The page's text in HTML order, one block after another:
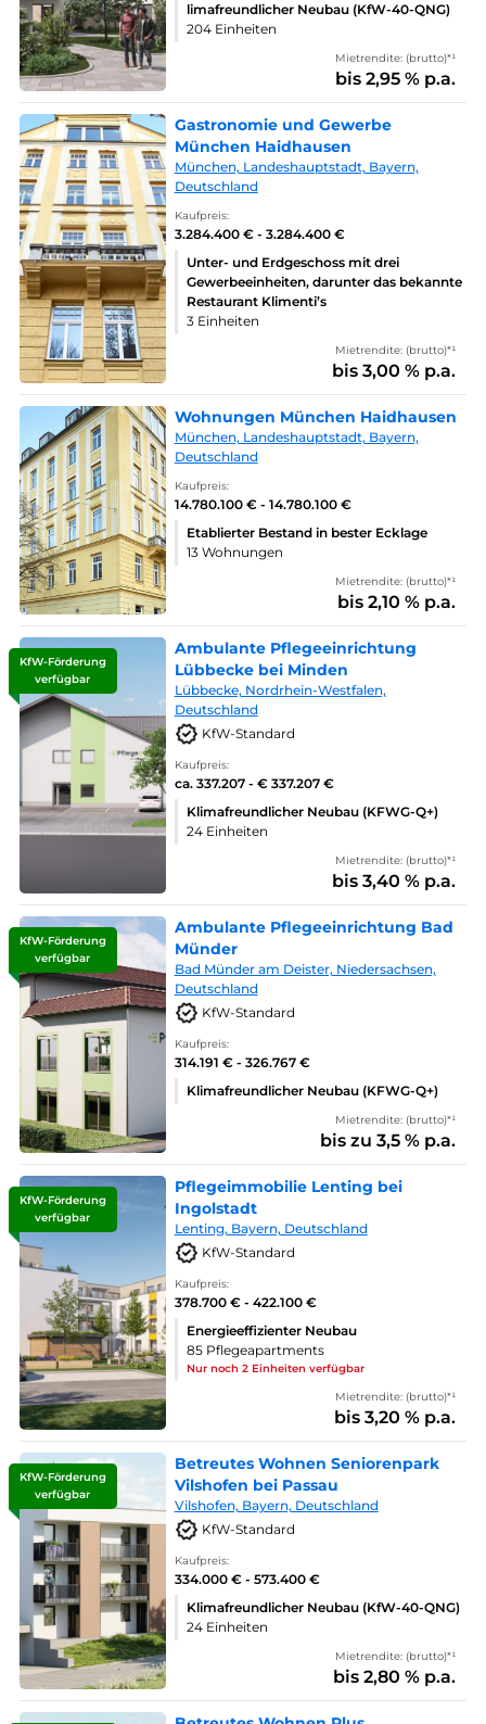
limafreundlicher Neubau (KfW-40-QNG)
204 Einheiten
Mietrendite: (brutto)*¹
bis 2,95 % p.a.
Gastronomie und Gewerbe
München Haidhausen
München, Landeshauptstadt, Bayern,
Deutschland
Kaufpreis:
3.284.400 € - 3.284.400 €
Unter- und Erdgeschoss mit drei
Gewerbeeinheiten, darunter das bekannte
Restaurant Klimenti’s
3 Einheiten
Mietrendite: (brutto)*¹
bis 3,00 % p.a.
Wohnungen München Haidhausen
München, Landeshauptstadt, Bayern,
Deutschland
Kaufpreis:
14.780.100 € - 14.780.100 €
Etablierter Bestand in bester Ecklage
13 Wohnungen
Mietrendite: (brutto)*¹
bis 2,10 % p.a.
KfW-Förderung
verfügbar
Ambulante Pflegeeinrichtung
Lübbecke bei Minden
Lübbecke, Nordrhein-Westfalen,
Deutschland
KfW-Standard
Kaufpreis:
ca. 337.207 - € 337.207 €
Klimafreundlicher Neubau (KFWG-Q+)
24 Einheiten
Mietrendite: (brutto)*¹
bis 3,40 % p.a.
KfW-Förderung
verfügbar
Ambulante Pflegeeinrichtung Bad
Münder
Bad Münder am Deister, Niedersachsen,
Deutschland
KfW-Standard
Kaufpreis:
314.191 € - 326.767 €
Klimafreundlicher Neubau (KFWG-Q+)
Mietrendite: (brutto)*¹
bis zu 3,5 % p.a.
KfW-Förderung
verfügbar
Pflegeimmobilie Lenting bei
Ingolstadt
Lenting, Bayern, Deutschland
KfW-Standard
Kaufpreis:
378.700 € - 422.100 €
Energieeffizienter Neubau
85 Pflegeapartments
Nur noch 2 Einheiten verfügbar
Mietrendite: (brutto)*¹
bis 3,20 % p.a.
KfW-Förderung
verfügbar
Betreutes Wohnen Seniorenpark
Vilshofen bei Passau
Vilshofen, Bayern, Deutschland
KfW-Standard
Kaufpreis:
334.000 € - 573.400 €
Klimafreundlicher Neubau (KfW-40-QNG)
24 Einheiten
Mietrendite: (brutto)*¹
bis 2,80 % p.a.